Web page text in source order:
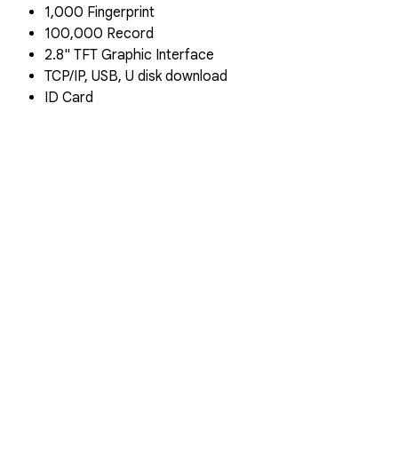
1,000 Fingerprint
100,000 Record
2.8" TFT Graphic Interface
TCP/IP, USB, U disk download
ID Card